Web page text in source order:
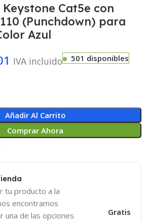
Cat5e con
(Punchdown) para
Azul
IVA incluido
501 disponibles
Añadir Al Carrito
Comprar Ahora
tu producto a la
encontramos
una de las opciones
Gratis